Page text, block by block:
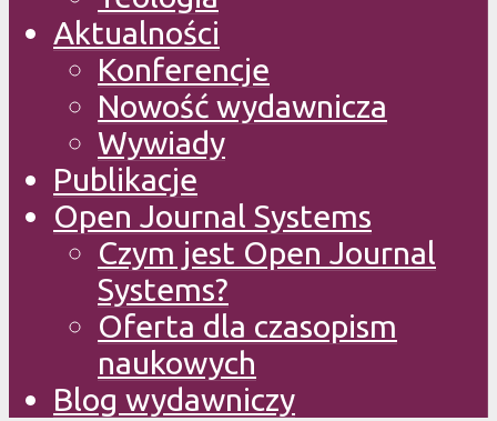
Aktualności
Konferencje
Nowość wydawnicza
Wywiady
Publikacje
Open Journal Systems
Czym jest Open Journal
Systems?
Oferta dla czasopism
naukowych
Blog wydawniczy